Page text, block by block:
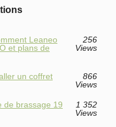
Leaneo
et plans de
256
Views
un coffret
866
Views
de brassage 19
1 352
Views